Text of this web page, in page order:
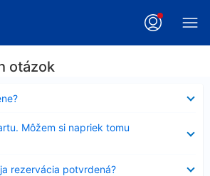
otázok
Môžem si napriek tomu
rezervácia potvrdená?